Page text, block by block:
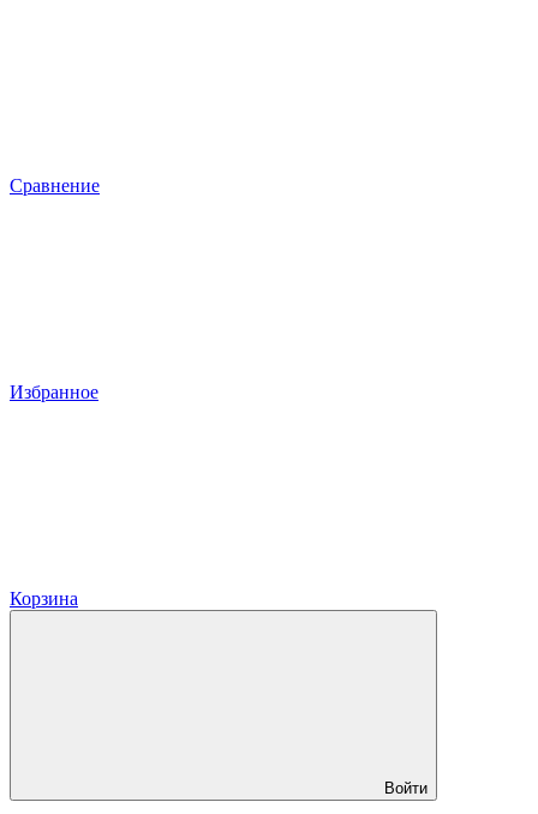
Сравнение
Избранное
Корзина
Войти